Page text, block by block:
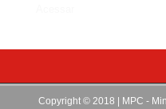
Copyright © 2018 | MPC -